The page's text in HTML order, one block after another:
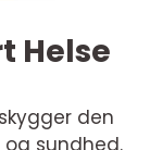
Helse
den
sundhed.